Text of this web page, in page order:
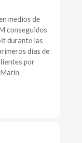
medios de
conseguidos
durante las
días de
por